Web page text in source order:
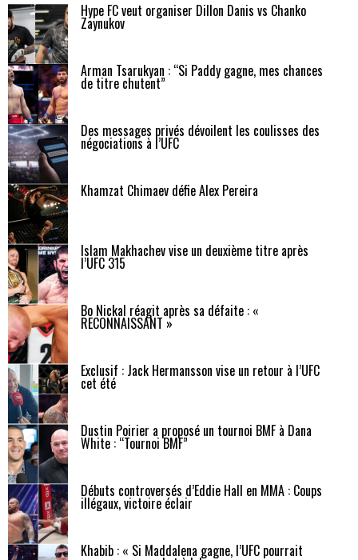
Hype FC veut organiser Dillon Danis vs Chanko
Zaynukov
Arman Tsarukyan : “Si Paddy gagne, mes chances
de titre chutent”
Des messages privés dévoilent les coulisses des
négociations à l’UFC
Khamzat Chimaev défie Alex Pereira
Islam Makhachev vise un deuxième titre après
l’UFC 315
Bo Nickal réagit après sa défaite : «
RECONNAISSANT »
Exclusif : Jack Hermansson vise un retour à l’UFC
cet été
Dustin Poirier a proposé un tournoi BMF à Dana
White : “Tournoi BMF”
Débuts controversés d’Eddie Hall en MMA : Coups
illégaux, victoire éclair
Khabib : « Si Maddalena gagne, l’UFC pourrait